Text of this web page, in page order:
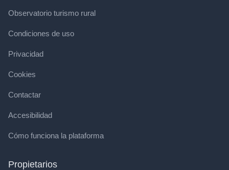
Observatorio turismo rural
Condiciones de uso
Privacidad
Cookies
Contactar
Accesibilidad
Cómo funciona la plataforma
Propietarios